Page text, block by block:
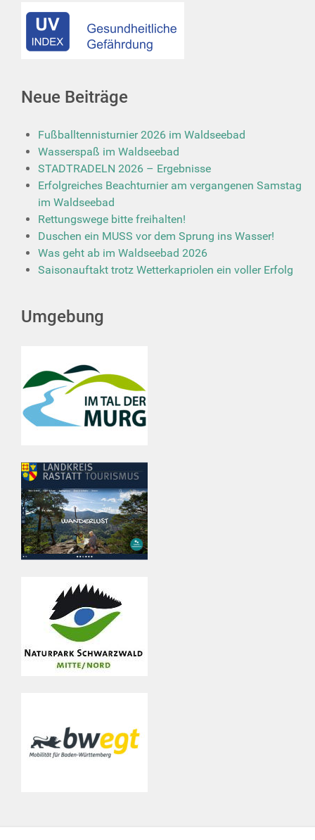
Neue Beiträge
Fußballtennisturnier 2026 im Waldseebad
Wasserspaß im Waldseebad
STADTRADELN 2026 – Ergebnisse
Erfolgreiches Beachturnier am vergangenen Samstag
im Waldseebad
Rettungswege bitte freihalten!
Duschen ein MUSS vor dem Sprung ins Wasser!
Was geht ab im Waldseebad 2026
Saisonauftakt trotz Wetterkapriolen ein voller Erfolg
Umgebung